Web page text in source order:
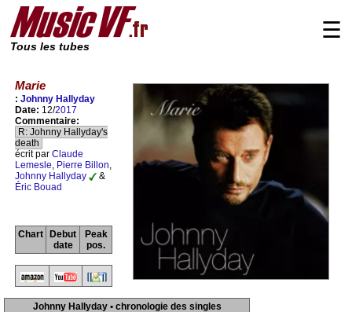
Tous les tubes
☰
Marie
: Johnny Hallyday
Date: 12/2017
Commentaire:
R: Johnny Hallyday's
death
écrit par Claude
Lemesle, Pierre Billon,
Johnny Hallyday
&
Éric Bouad
Chart
Debut
date
Peak
pos.
Johnny Hallyday • chronologie des singles